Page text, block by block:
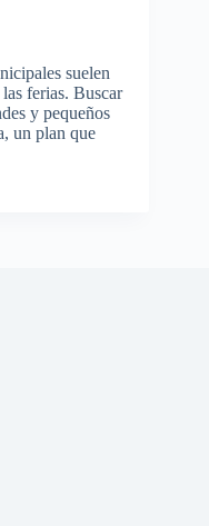
suelen
ferias. Buscar
y pequeños
un plan que